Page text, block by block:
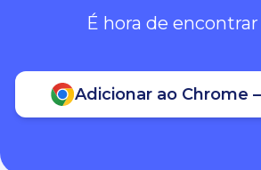
É hora de encontrar
Adicionar ao Chrome